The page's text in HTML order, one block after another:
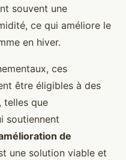
souvent une
ce qui améliore le
en hiver.
ces
être éligibles à des
, telles que
soutiennent
de
une solution viable et